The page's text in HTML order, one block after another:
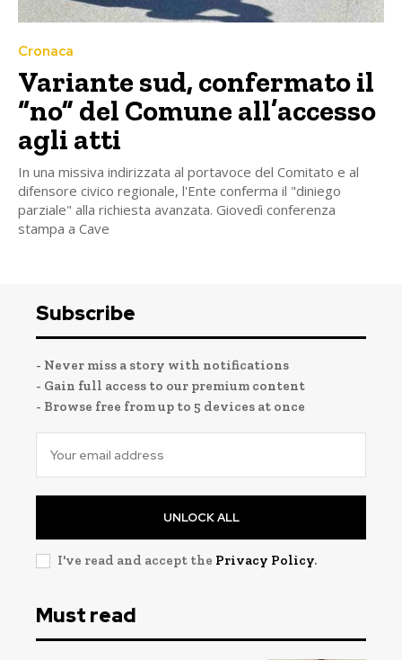
Cronaca
Variante sud, confermato il
“no” del Comune all’accesso
agli atti
In una missiva indirizzata al portavoce del Comitato e al
difensore civico regionale, l'Ente conferma il "diniego
parziale" alla richiesta avanzata. Giovedì conferenza
stampa a Cave
Subscribe
- Never miss a story with notifications
- Gain full access to our premium content
- Browse free from up to 5 devices at once
UNLOCK ALL
I've read and accept the Privacy Policy.
Must read